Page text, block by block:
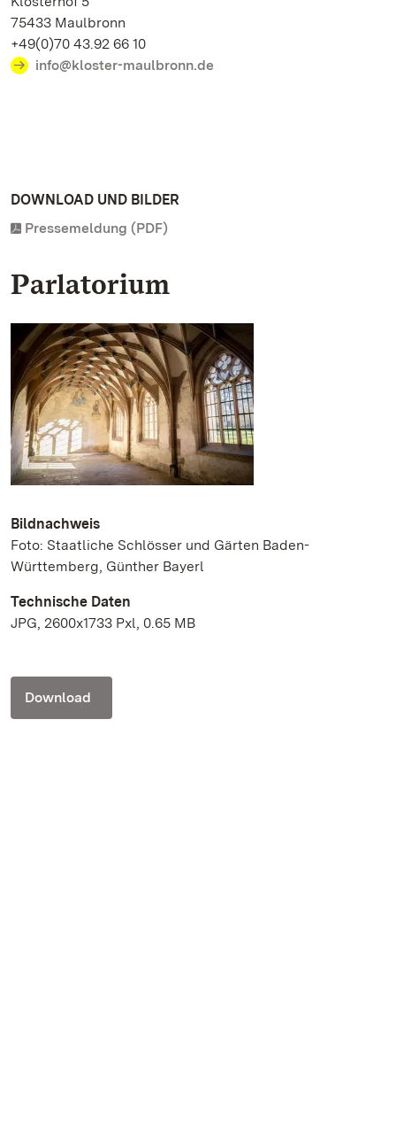
75433 Maulbronn
+49(0)70 43.92 66 10
info@kloster-maulbronn.de
DOWNLOAD UND BILDER
Pressemeldung (PDF)
Parlatorium
Bildnachweis
Foto: Staatliche Schlösser und Gärten Baden-
Württemberg, Günther Bayerl
Technische Daten
JPG, 2600x1733 Pxl, 0.65 MB
Download